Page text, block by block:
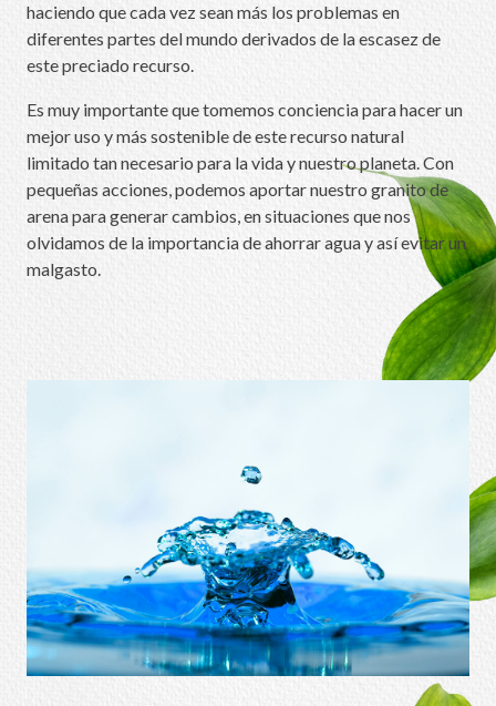
haciendo que cada vez sean más los problemas en
diferentes partes del mundo derivados de la escasez de
este preciado recurso.
Es muy importante que tomemos conciencia para hacer un
mejor uso y más sostenible de este recurso natural
limitado tan necesario para la vida y nuestro planeta. Con
pequeñas acciones, podemos aportar nuestro granito de
arena para generar cambios, en situaciones que nos
olvidamos de la importancia de ahorrar agua y así evitar un
malgasto.